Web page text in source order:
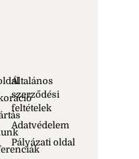
Általános
szerződési
feltételek
Adatvédelem
Pályázati oldal